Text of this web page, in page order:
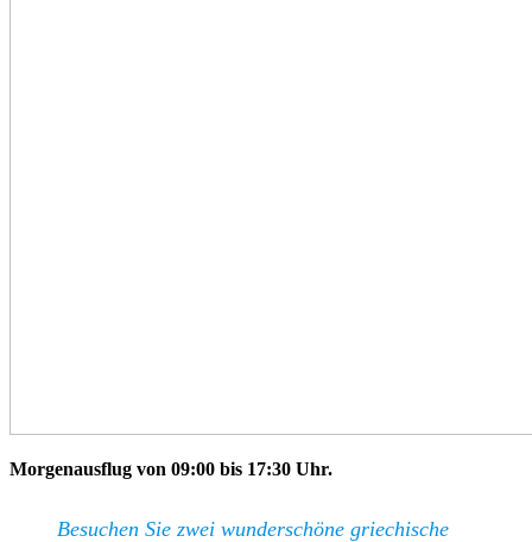
Morgenausflug von 09:00 bis 17:30 Uhr.
Besuchen Sie zwei wunderschöne griechische